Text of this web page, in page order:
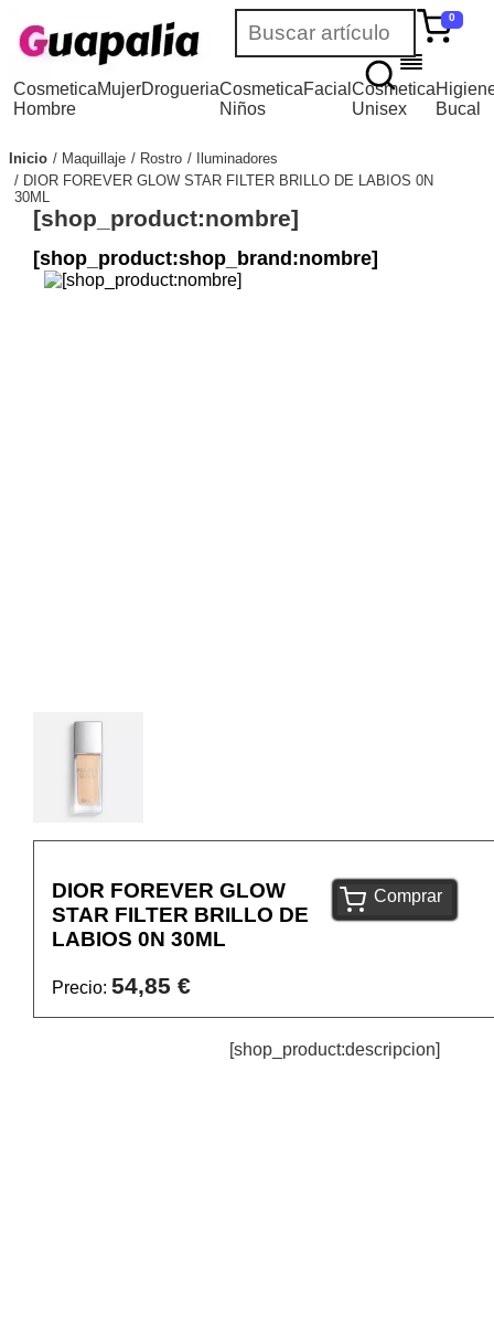
0
Cosmetica
Hombre
MujerDrogueriaCosmetica
Niños
FacialCosmetica
Unisex
Bucal
Inicio Maquillaje Rostro
Iluminadores
DIOR FOREVER GLOW STAR FILTER BRILLO DE LABIOS 0N
30ML
[shop_product:nombre]
[shop_product:shop_brand:nombre]
DIOR FOREVER GLOW
STAR FILTER BRILLO DE
LABIOS 0N 30ML
Precio: 54,85 €
Comprar
[shop_product:descripcion]